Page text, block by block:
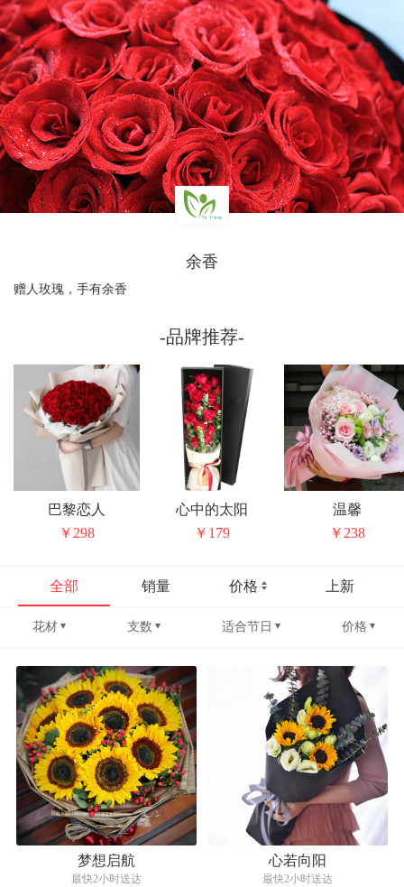
余香
赠人玫瑰，手有余香
-品牌推荐-
巴黎恋人
￥298
心中的太阳
￥179
温馨
￥238
全部 销量 价格 上新
花材 支数 适合节日 价格
梦想启航
最快2小时送达
心若向阳
最快2小时送达